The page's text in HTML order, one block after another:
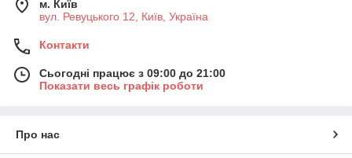
м. Київ
вул. Ревуцького 12, Київ, Україна
Контакти
Сьогодні працює з 09:00 до 21:00
Показати весь графік роботи
Про нас